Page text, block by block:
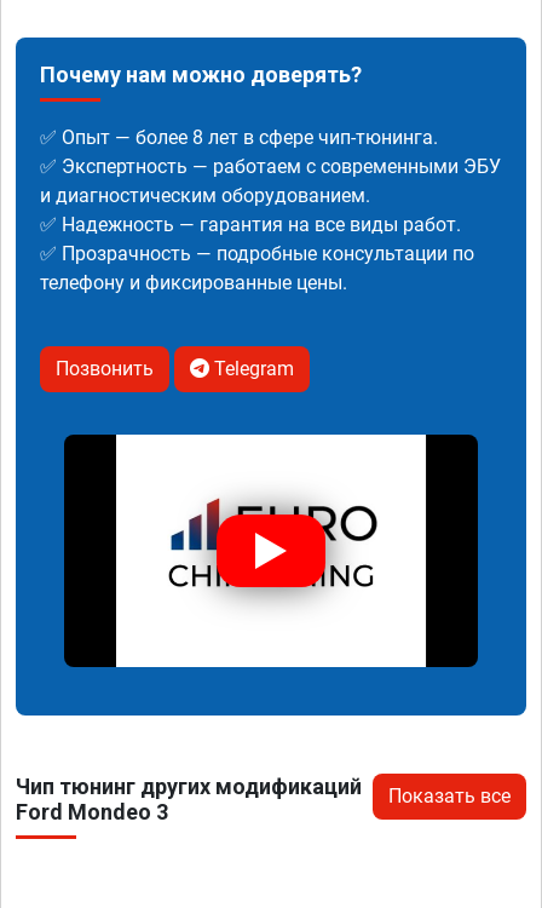
Почему нам можно доверять?
✅ Опыт — более 8 лет в сфере чип-тюнинга.
✅ Экспертность — работаем с современными ЭБУ
и диагностическим оборудованием.
✅ Надежность — гарантия на все виды работ.
✅ Прозрачность — подробные консультации по
телефону и фиксированные цены.
Позвонить Telegram
Чип тюнинг других модификаций
Ford Mondeo 3
Показать все